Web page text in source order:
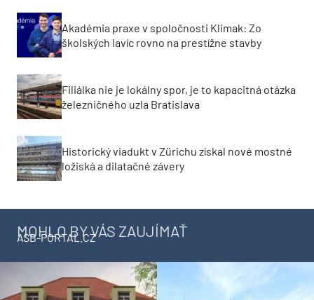
Akadémia praxe v spoločnosti Klimak: Zo
školských lavíc rovno na prestížne stavby
Filiálka nie je lokálny spor, je to kapacitná otázka
železničného uzla Bratislava
Historický viadukt v Zürichu získal nové mostné
ložiská a dilatačné závery
MOHLO BY VÁS ZAUJÍMAŤ
ASB-PORTAL.CZ